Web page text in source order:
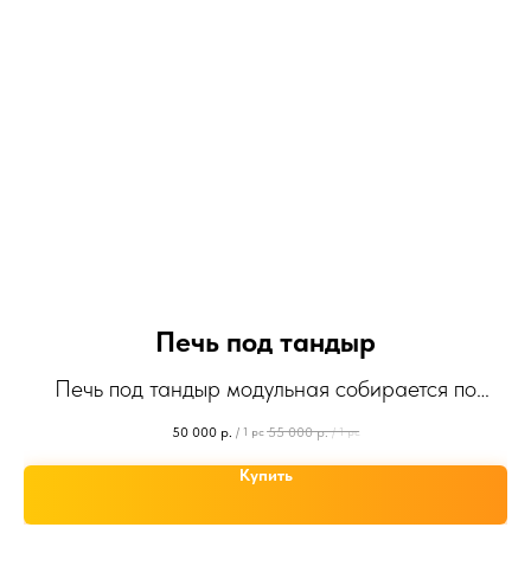
Печь под тандыр
Печь под тандыр модульная собирается по
принципу Лего
50 000 р. / 1 pc 55 000 р. / 1 pc
Купить